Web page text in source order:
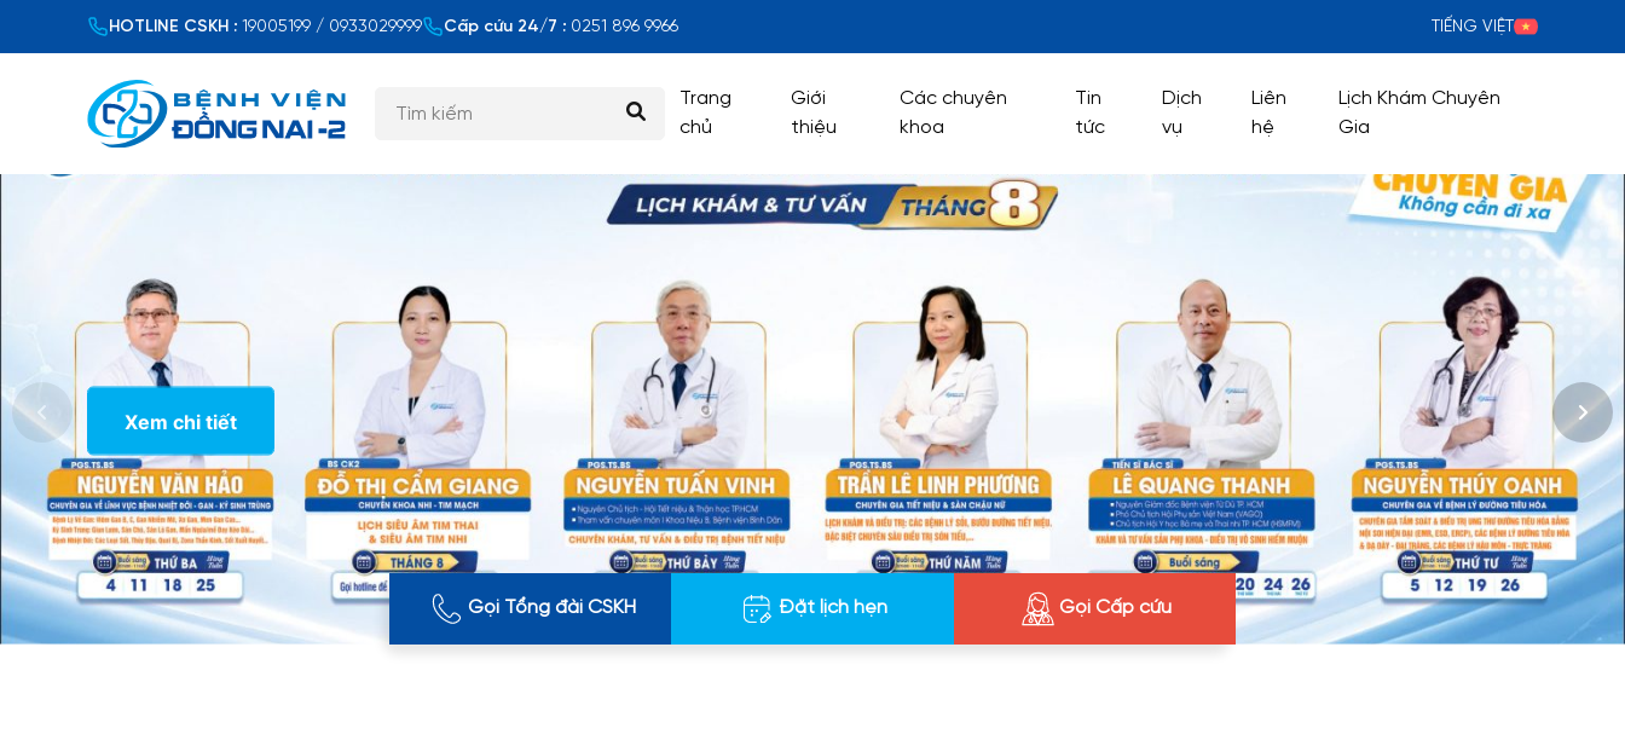
HOTLINE CSKH : 19005199 / 0933029999 Cấp cứu 24/7 : 0251 896 9966 TIẾNG VIỆT
Trang
chủ
Giới
thiệu
Các chuyên
khoa
Tin
tức
Dịch
vụ
Liên
hệ
Lịch Khám Chuyên
Gia
Xem chi tiết
Gọi Tổng đài CSKH Đặt lịch hẹn Gọi Cấp cứu